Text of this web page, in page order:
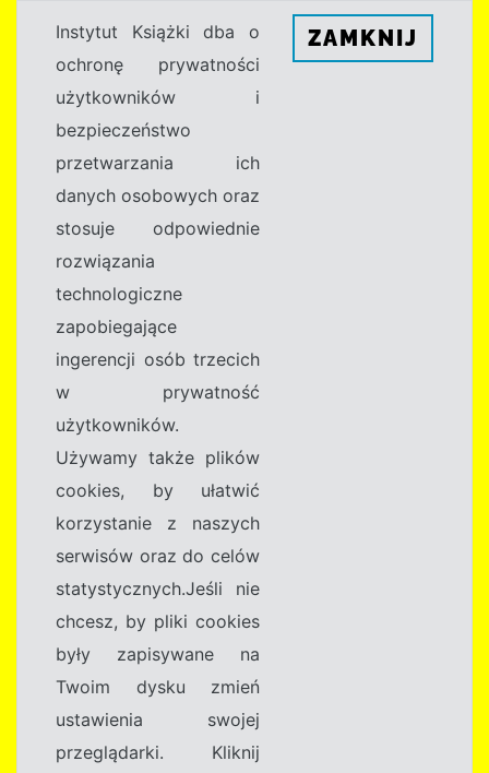
Instytut Książki dba o
ochronę prywatności
użytkowników i
bezpieczeństwo
przetwarzania ich
danych osobowych oraz
stosuje odpowiednie
rozwiązania
technologiczne
zapobiegające
ingerencji osób trzecich
w prywatność
użytkowników.
Używamy także plików
cookies, by ułatwić
korzystanie z naszych
serwisów oraz do celów
statystycznych.Jeśli nie
chcesz, by pliki cookies
były zapisywane na
Twoim dysku zmień
ustawienia swojej
przeglądarki. Kliknij
ZAMKNIJ